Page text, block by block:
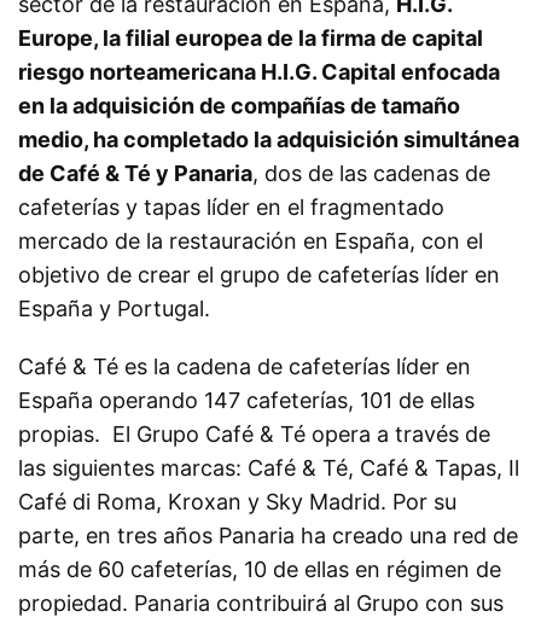
Europe, la filial europea de la firma de capital
riesgo norteamericana H.I.G. Capital enfocada
en la adquisición de compañías de tamaño
medio, ha completado la adquisición simultánea
de Café & Té y Panaria, dos de las cadenas de
cafeterías y tapas líder en el fragmentado
mercado de la restauración en España, con el
objetivo de crear el grupo de cafeterías líder en
España y Portugal.
Café & Té es la cadena de cafeterías líder en
España operando 147 cafeterías, 101 de ellas
propias. El Grupo Café & Té opera a través de
las siguientes marcas: Café & Té, Café & Tapas, Il
Café di Roma, Kroxan y Sky Madrid. Por su
parte, en tres años Panaria ha creado una red de
más de 60 cafeterías, 10 de ellas en régimen de
propiedad. Panaria contribuirá al Grupo con sus